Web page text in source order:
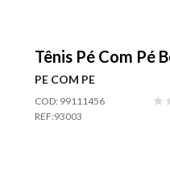
Tênis Pé Com Pé
PE COM PE
COD: 99111456
REF:93003